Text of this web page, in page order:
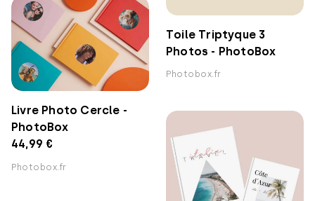
Toile Triptyque 3
Photos - PhotoBox
Photobox.fr
Livre Photo Cercle -
PhotoBox
44,99 €
Photobox.fr